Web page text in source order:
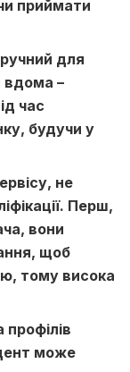
приймати
для
вдома –
час
будучи у
не
Перш,
вони
щоб
тому висока
профілів
може